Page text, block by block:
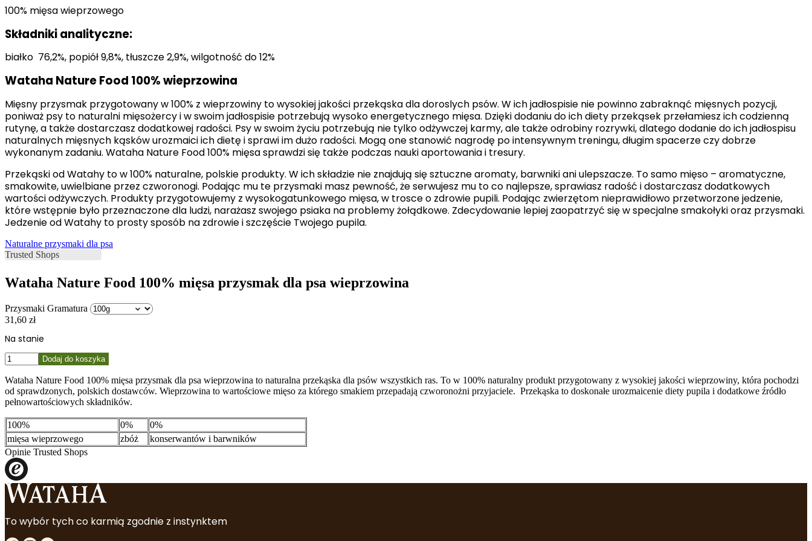
100% mięsa wieprzowego
Składniki analityczne:
białko 76,2%, popiół 9,8%, tłuszcze 2,9%, wilgotność do 12%
Wataha Nature Food 100% wieprzowina
Mięsny przysmak przygotowany w 100% z wieprzowiny to wysokiej jakości przekąska dla doroslych psów. W ich jadłospisie nie powinno zabraknąć mięsnych pozycji,
poniważ psy to naturalni mięsożercy i w swoim jadłospisie potrzebują wysoko energetycznego mięsa. Dzięki dodaniu do ich diety przekąsek przełamiesz ich codzienną
rutynę, a także dostarczasz dodatkowej radości. Psy w swoim życiu potrzebują nie tylko odżywczej karmy, ale także odrobiny rozrywki, dlatego dodanie do ich jadłospisu
naturalnych mięsnych kąsków urozmaici ich dietę i sprawi im dużo radości. Mogą one stanowić nagrodę po intensywnym treningu, długim spacerze czy dobrze
wykonanym zadaniu. Wataha Nature Food 100% mięsa sprawdzi się także podczas nauki aportowania i tresury.
Przekąski od Watahy to w 100% naturalne, polskie produkty. W ich składzie nie znajdują się sztuczne aromaty, barwniki ani ulepszacze. To samo mięso – aromatyczne,
smakowite, uwielbiane przez czworonogi. Podając mu te przysmaki masz pewność, że serwujesz mu to co najlepsze, sprawiasz radość i dostarczasz dodatkowych
wartości odżywczych. Produkty przygotowujemy z wysokogatunkowego mięsa, w trosce o zdrowie pupili. Podając zwierzętom nieprawidłowo przetworzone jedzenie,
które wstępnie było przeznaczone dla ludzi, narażasz swojego psiaka na problemy żołądkowe. Zdecydowanie lepiej zaopatrzyć się w specjalne smakołyki oraz przysmaki.
Jedzenie od Watahy to prosty sposób na zdrowie i szczęście Twojego pupila.
Naturalne przysmaki dla psa
Wataha Nature Food 100% mięsa przysmak dla psa wieprzowina
Przysmaki Gramatura
31,60 zł
Na stanie
ilość
Wataha
Nature
Food
100%
przysmak
dla
psa
wieprzowina
Dodaj do koszyka
Wataha Nature Food 100% mięsa przysmak dla psa wieprzowina to naturalna przekąska dla psów wszystkich ras. To w 100% naturalny produkt przygotowany z wysokiej jakości wieprzowiny, która pochodzi
od sprawdzonych, polskich dostawców. Wieprzowina to wartościowe mięso za którego smakiem przepadają czworonożni przyjaciele. Przekąska to doskonałe urozmaicenie diety pupila i dodatkowe źródło
pełnowartościowych składników.
100% 0%
0%
mięsa wieprzowego
zbóż
konserwantów i barwników
Opinie Trusted Shops
To wybór tych co karmią zgodnie z instynktem